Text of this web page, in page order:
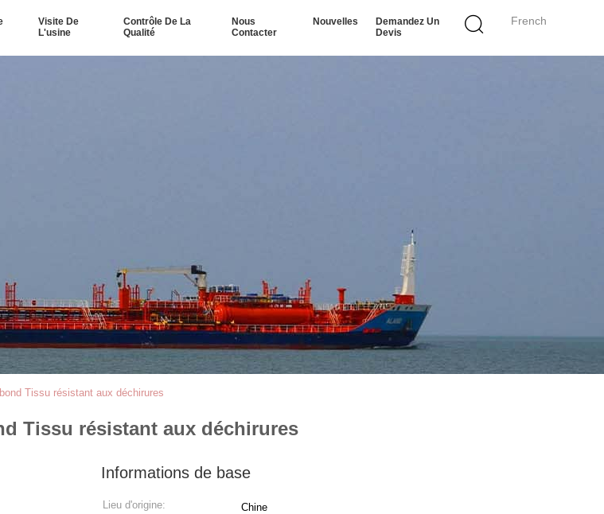
French
Visite De
L'usine
Contrôle De La
Qualité
Nous
Contacter
Nouvelles
Demandez Un
Devis
Tissu résistant aux déchirures
Tissu résistant aux déchirures
Informations de base
Lieu d'origine: Chine